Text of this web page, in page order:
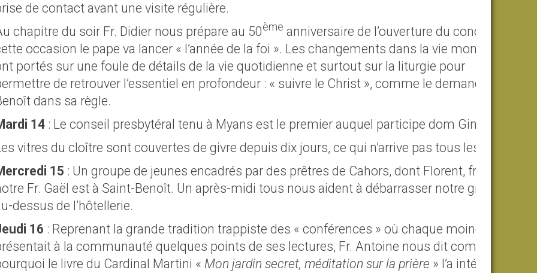
de contact avant une visite régulière.
chapitre du soir Fr. Didier nous prépare au 50ème anniversaire de l’ouverture du concile. A
occasion le pape va lancer « l’année de la foi ». Les changements dans la vie monastique
portés sur une foule de détails de la vie quotidienne et surtout sur la liturgie pour
de retrouver l’essentiel en profondeur : « suivre le Christ », comme le demande saint
dans sa règle.
14: Le conseil presbytéral tenu à Myans est le premier auquel participe dom Ginepro.
vitres du cloître sont couvertes de givre depuis dix jours, ce qui n’arrive pas tous les ans.
15 : Un groupe de jeunes encadrés par des prêtres de Cahors, dont Florent, frère de
Fr. Gaël est à Saint-Benoît. Un après-midi tous nous aident à débarrasser notre grenier
dessus de l’hôtellerie.
16 : Reprenant la grande tradition trappiste des « conférences » où chaque moine
à la communauté quelques points de ses lectures, Fr. Antoine nous dit combien et
le livre du Cardinal Martini « Mon jardin secret, méditation sur la prière » l’a intéressé.